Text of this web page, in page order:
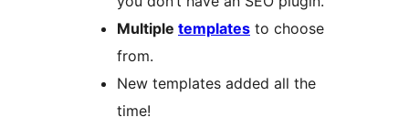
Multiple templates to choose
from.
New templates added all the
time!